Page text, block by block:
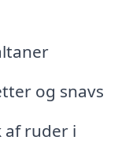
og snavs
af ruder i